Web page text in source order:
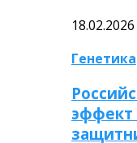
18.02.2026
Генетика
эффект